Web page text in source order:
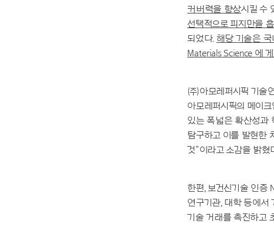
커버력을 향상시킬 수
선택적으로 피지만을
되었다. 해당 기술은 국
Materials Science 에
㈜아모레퍼시픽 기술
아모레퍼시픽의 메이
있는 폭넓은 확산성과
탐구하고 이를 발현한
것”이라고 소감을 밝혔
한편, 보건신기술 인증
연구기관, 대학 등에서
기술 거래를 촉진하고